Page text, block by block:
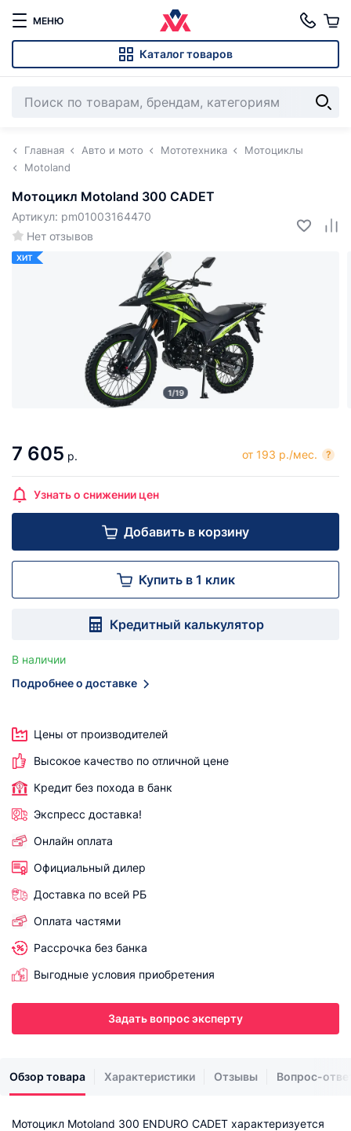
МЕНЮ
Каталог товаров
Главная Авто и мото Мототехника
Мотоциклы
Motoland
Мотоцикл Motoland 300 CADET
Нет отзывов
Артикул: pm01003164470
ХИТ
1/19
7 605 р. от 193 р./мес. ?
Узнать о снижении цен
Добавить в корзину
Купить в 1 клик
Кредитный калькулятор
В наличии
Подробнее о доставке
Цены от производителей
Высокое качество по отличной цене
Кредит без похода в банк
Экспресс доставка!
Онлайн оплата
Официальный дилер
Доставка по всей РБ
Оплата частями
Рассрочка без банка
Выгодные условия приобретения
Задать вопрос эксперту
Обзор товара Характеристики Отзывы Вопрос-
Мотоцикл Motoland 300 ENDURO CADET характеризуется